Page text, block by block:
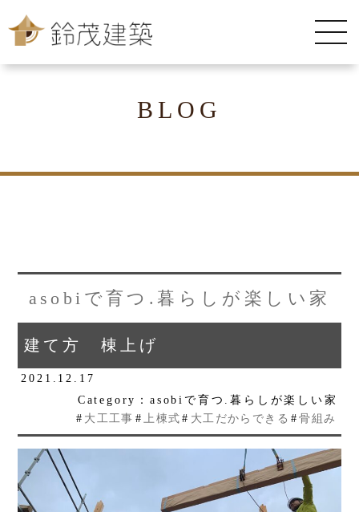
BLOG
asobiで育つ.暮らしが楽しい家
建て方 棟上げ
2021.12.17
Category：asobiで育つ.暮らしが楽しい家
# 大工工事 # 上棟式 # 大工だからできる # 骨組み